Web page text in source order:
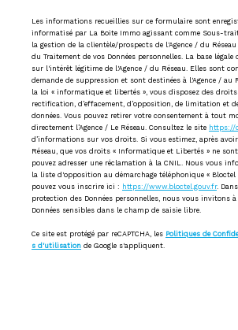
Les informations recueillies sur ce formulaire sont
informatisé par La Boite Immo agissant comme Sous-
la gestion de la clientèle/prospects de l'Agence / du
du Traitement de vos Données personnelles. La base
sur l'intérêt légitime de l'Agence / du Réseau. Elles sont
demande de suppression et sont destinées à l'Agence / au
la loi « informatique et libertés », vous disposez des droits
rectification, d’effacement, d’opposition, de limitation et
données. Vous pouvez retirer votre consentement à tout
directement l’Agence / Le Réseau. Consultez le site
d’informations sur vos droits. Si vous estimez, après
Réseau, que vos droits « Informatique et Libertés » ne
pouvez adresser une réclamation à la CNIL. Nous vous
la liste d'opposition au démarchage téléphonique « Bloctel
pouvez vous inscrire ici : https://www.bloctel.gouv.fr.
protection des Données personnelles, nous vous invitons
Données sensibles dans le champ de saisie libre.
Ce site est protégé par reCAPTCHA, les Politiques de
s d'utilisation de Google s'appliquent.